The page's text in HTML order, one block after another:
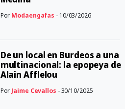
Por Modaengafas - 10/03/2026
De un local en Burdeos a una
multinacional: la epopeya de
Alain Afflelou
PorJaime Cevallos - 30/10/2025